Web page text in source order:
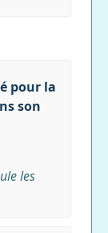
pour la
son
les